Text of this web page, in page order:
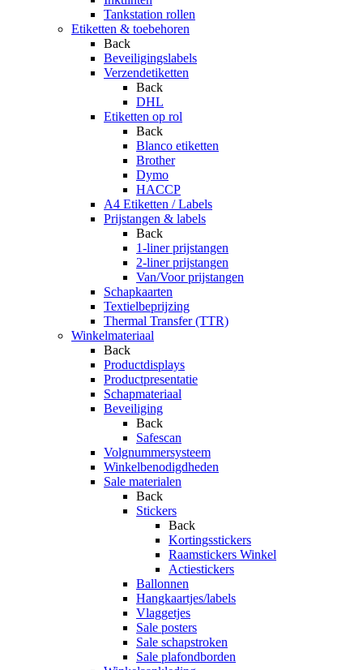
Tankstation rollen
Etiketten & toebehoren
Back
Beveiligingslabels
Verzendetiketten
Back
DHL
Etiketten op rol
Back
Blanco etiketten
Brother
Dymo
HACCP
A4 Etiketten / Labels
Prijstangen & labels
Back
1-liner prijstangen
2-liner prijstangen
Van/Voor prijstangen
Schapkaarten
Textielbeprijzing
Thermal Transfer (TTR)
Winkelmateriaal
Back
Productdisplays
Productpresentatie
Schapmateriaal
Beveiliging
Back
Safescan
Volgnummersysteem
Winkelbenodigdheden
Sale materialen
Back
Stickers
Back
Kortingsstickers
Raamstickers Winkel
Actiestickers
Ballonnen
Hangkaartjes/labels
Vlaggetjes
Sale posters
Sale schapstroken
Sale plafondborden